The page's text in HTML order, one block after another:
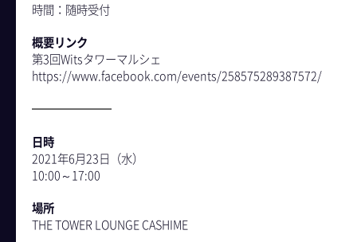
時間：随時受付
概要リンク
第3回Witsタワーマルシェ
https://www.facebook.com/events/258575289387572/
日時
2021年6月23日（水）
10:00～17:00
場所
THE TOWER LOUNGE CASHIME